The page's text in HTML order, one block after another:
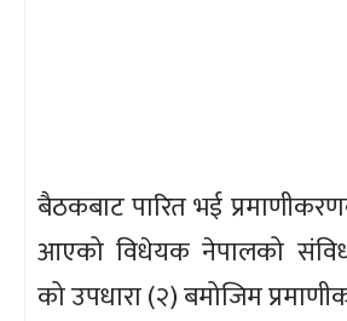
बैठकबाट पारित भई
आएको विधेयक नेपालको
को उपधारा (२) बमोजिम